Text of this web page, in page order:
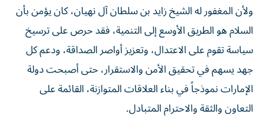
ولأن المغفور له الشيخ زايد بن سلطان آل نهيان، كان يؤمن بأن
السلام هو الطريق الأوسع إلى التنمية، فقد حرص على ترسيخ
سياسة تقوم على الاعتدال، وتعزيز أواصر الصداقة، ودعم كل
جهد يسهم في تحقيق الأمن والاستقرار، حتى أصبحت دولة
الإمارات نموذجاً في بناء العلاقات المتوازنة، القائمة على
التعاون والثقة والاحترام المتبادل.